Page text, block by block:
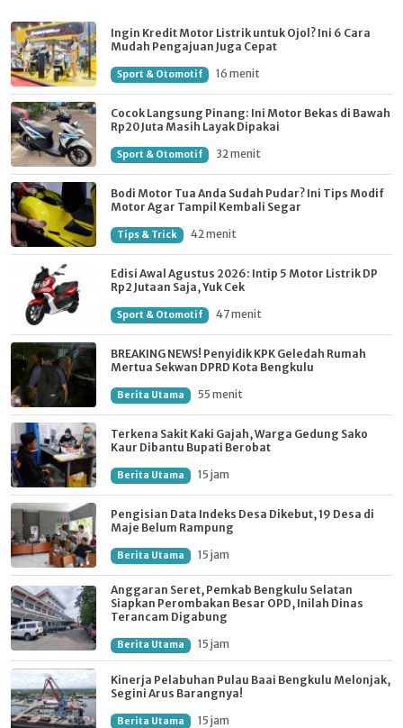
Ingin Kredit Motor Listrik untuk Ojol? Ini 6 Cara
Mudah Pengajuan Juga Cepat
Sport & Otomotif 16 menit
Cocok Langsung Pinang: Ini Motor Bekas di Bawah
Rp20 Juta Masih Layak Dipakai
Sport & Otomotif 32 menit
Bodi Motor Tua Anda Sudah Pudar? Ini Tips Modif
Motor Agar Tampil Kembali Segar
Tips & Trick 42 menit
Edisi Awal Agustus 2026: Intip 5 Motor Listrik DP
Rp2 Jutaan Saja, Yuk Cek
Sport & Otomotif 47 menit
BREAKING NEWS! Penyidik KPK Geledah Rumah
Mertua Sekwan DPRD Kota Bengkulu
Berita Utama 55 menit
Terkena Sakit Kaki Gajah, Warga Gedung Sako
Kaur Dibantu Bupati Berobat
Berita Utama 15 jam
Pengisian Data Indeks Desa Dikebut, 19 Desa di
Maje Belum Rampung
Berita Utama 15 jam
Anggaran Seret, Pemkab Bengkulu Selatan
Siapkan Perombakan Besar OPD, Inilah Dinas
Terancam Digabung
Berita Utama 15 jam
Kinerja Pelabuhan Pulau Baai Bengkulu Melonjak,
Segini Arus Barangnya!
Berita Utama 15 jam